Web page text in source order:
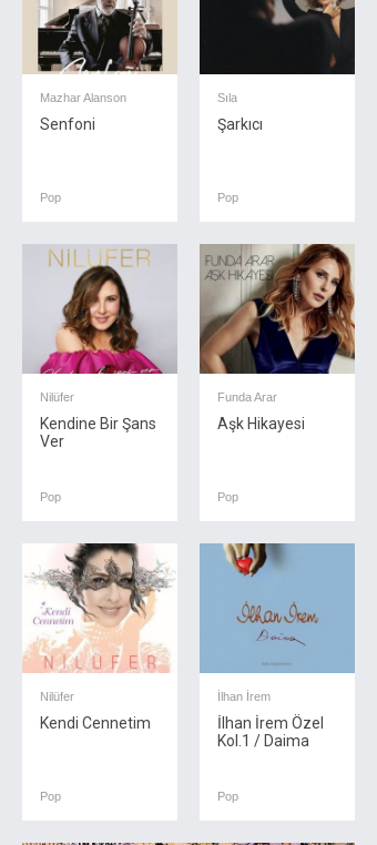
Mazhar Alanson
Senfoni
Pop
Sıla
Şarkıcı
Pop
Nilüfer
Kendine Bir Şans
Ver
Pop
Funda Arar
Aşk Hikayesi
Pop
Nilüfer
Kendi Cennetim
Pop
İlhan İrem
İlhan İrem Özel
Kol.1 / Daima
Pop